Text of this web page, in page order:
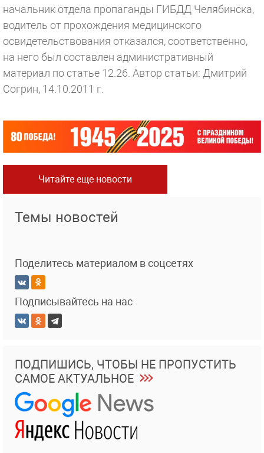
начальник отдела пропаганды ГИБДД Челябинска,
водитель от прохождения медицинского
освидетельствования отказался, соответственно,
на него был составлен административный
материал по статье 12.26. Автор статьи: Дмитрий
Согрин, 14.10.2011 г.
Читайте еще новости
Темы новостей
Поделитесь материалом в соцсетях
Подписывайтесь на нас
ПОДПИШИСЬ, ЧТОБЫ НЕ ПРОПУСТИТЬ
САМОЕ АКТУАЛЬНОЕ